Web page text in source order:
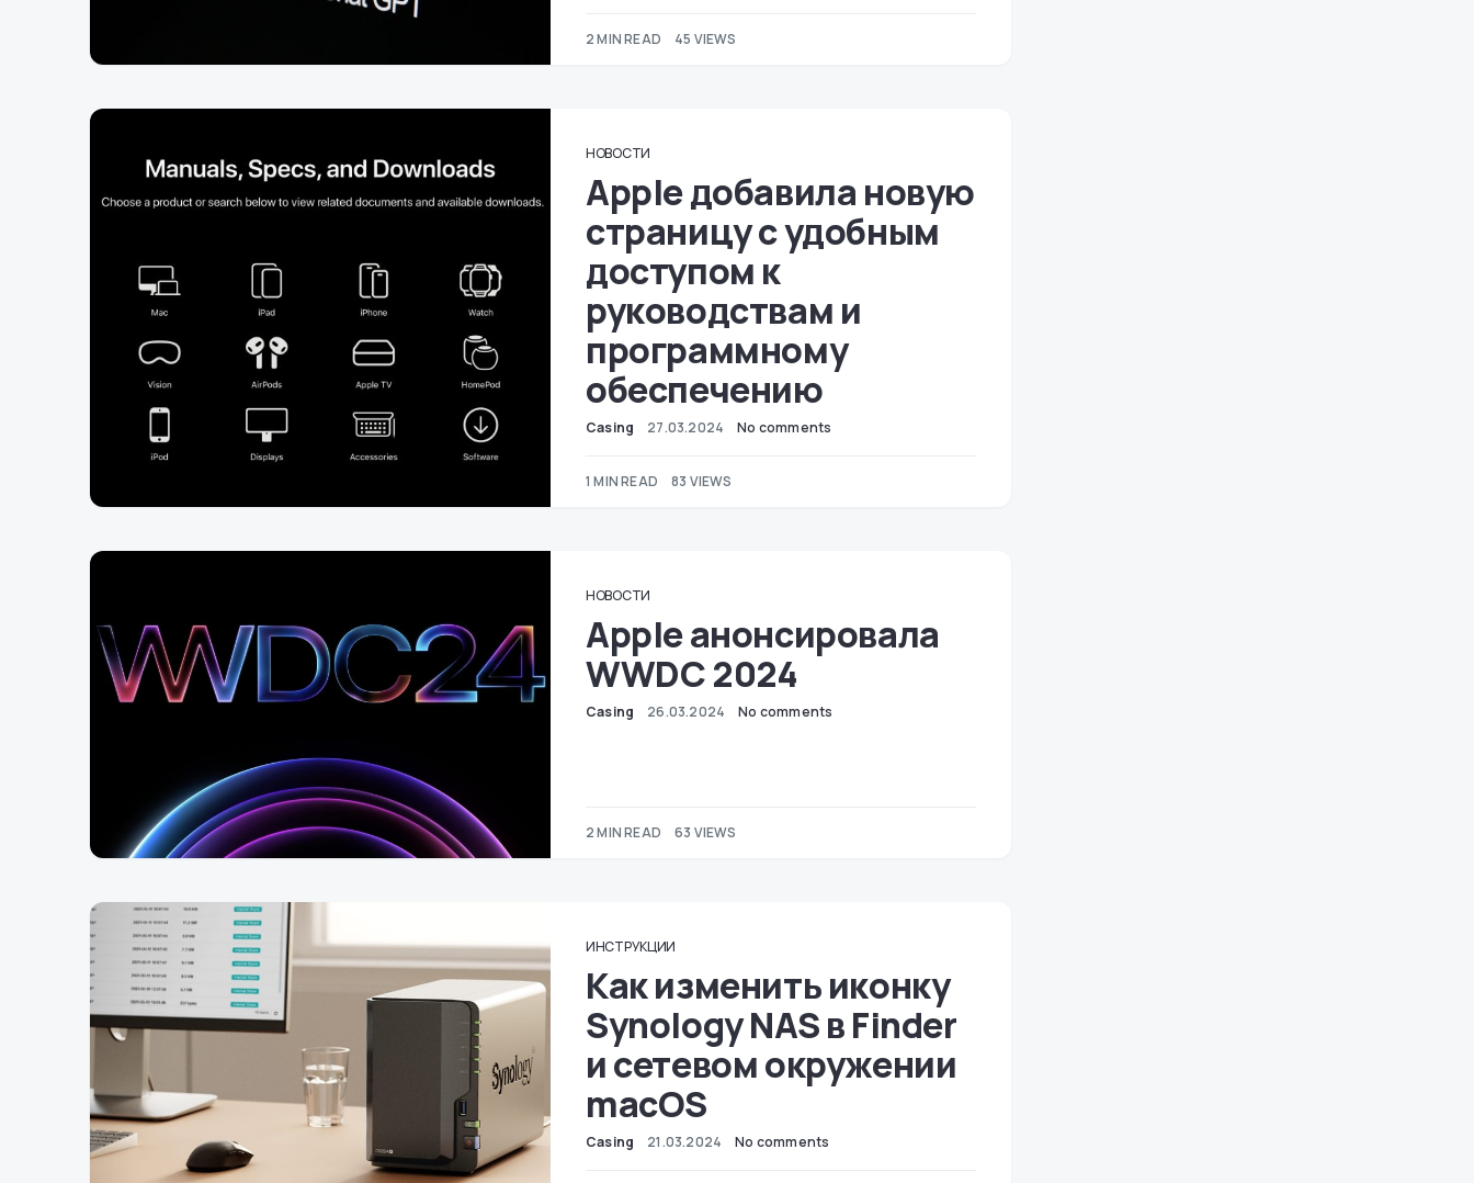
2 MIN READ 45 VIEWS
НОВОСТИ
Apple добавила новую
страницу с удобным
доступом к
руководствам и
программному
обеспечению
Casing 27.03.2024 No comments
1 MIN READ 83 VIEWS
НОВОСТИ
Apple анонсировала
WWDC 2024
Casing 26.03.2024 No comments
2 MIN READ 63 VIEWS
ИНСТРУКЦИИ
Как изменить иконку
Synology NAS в Finder
и сетевом окружении
macOS
Casing 21.03.2024 No comments